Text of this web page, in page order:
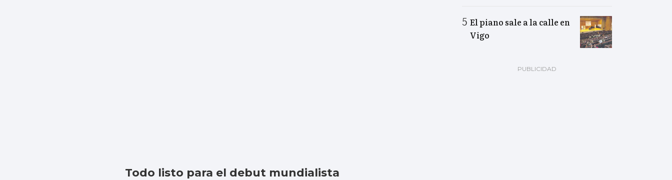
Todo listo para el debut mundialista
El piano sale a la calle en
Vigo